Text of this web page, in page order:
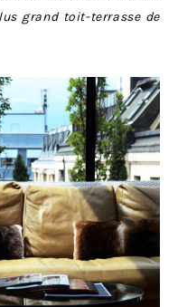
grand toit-terrasse de